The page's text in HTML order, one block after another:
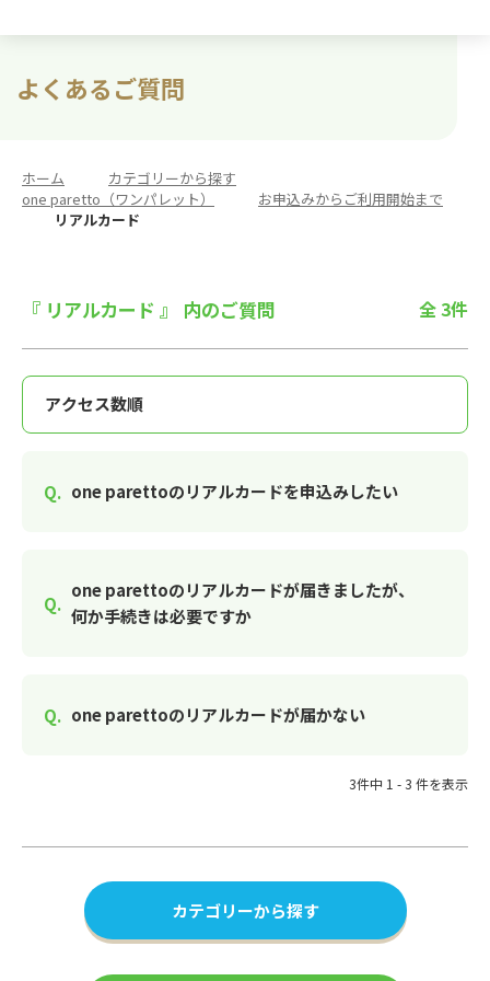
よくあるご質問
ホーム カテゴリーから探す
one paretto（ワンパレット）
お申込みからご利用開始まで
リアルカード
『 リアルカード 』 内のご質問 全 3件
one parettoのリアルカードを申込みしたい
one parettoのリアルカードが届きましたが、
何か手続きは必要ですか
one parettoのリアルカードが届かない
3件中 1 - 3 件を表示
カテゴリーから探す